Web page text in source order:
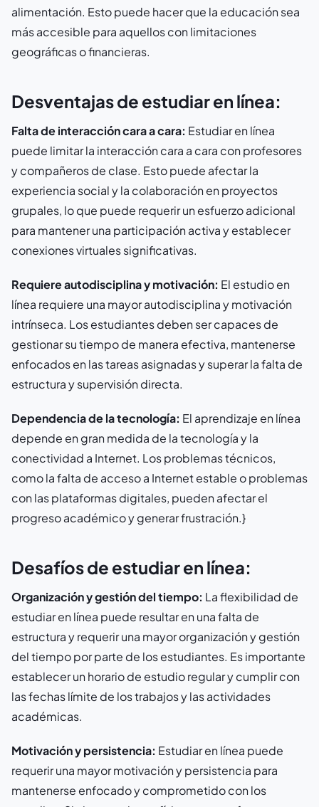
alimentación. Esto puede hacer que la educación sea
más accesible para aquellos con limitaciones
geográficas o financieras.
Desventajas de estudiar en línea:
Falta de interacción cara a cara: Estudiar en línea
puede limitar la interacción cara a cara con profesores
y compañeros de clase. Esto puede afectar la
experiencia social y la colaboración en proyectos
grupales, lo que puede requerir un esfuerzo adicional
para mantener una participación activa y establecer
conexiones virtuales significativas.
Requiere autodisciplina y motivación: El estudio en
línea requiere una mayor autodisciplina y motivación
intrínseca. Los estudiantes deben ser capaces de
gestionar su tiempo de manera efectiva, mantenerse
enfocados en las tareas asignadas y superar la falta de
estructura y supervisión directa.
Dependencia de la tecnología: El aprendizaje en línea
depende en gran medida de la tecnología y la
conectividad a Internet. Los problemas técnicos,
como la falta de acceso a Internet estable o problemas
con las plataformas digitales, pueden afectar el
progreso académico y generar frustración.}
Desafíos de estudiar en línea:
Organización y gestión del tiempo: La flexibilidad de
estudiar en línea puede resultar en una falta de
estructura y requerir una mayor organización y gestión
del tiempo por parte de los estudiantes. Es importante
establecer un horario de estudio regular y cumplir con
las fechas límite de los trabajos y las actividades
académicas.
Motivación y persistencia: Estudiar en línea puede
requerir una mayor motivación y persistencia para
mantenerse enfocado y comprometido con los